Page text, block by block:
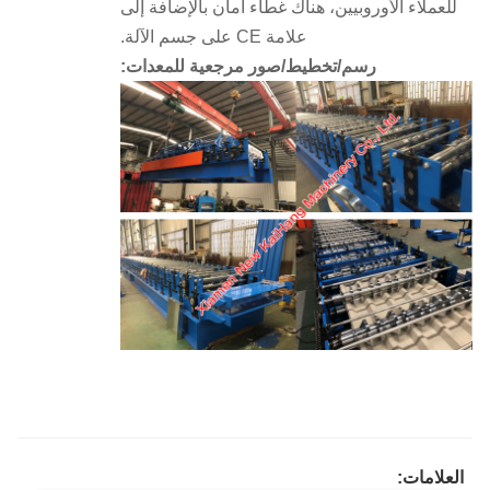
للعملاء الأوروبيين، هناك غطاء أمان بالإضافة إلى
علامة CE على جسم الآلة.
رسم/تخطيط/صور مرجعية للمعدات:
العلامات: